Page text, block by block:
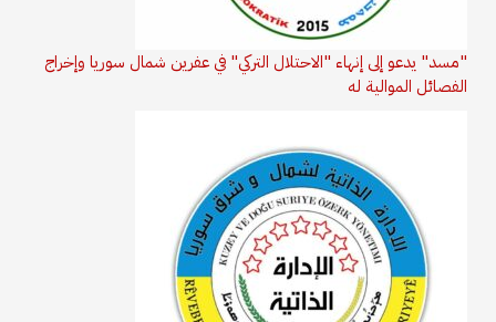
"مسد" يدعو إلى إنهاء "الاحتلال التركي" في عفرين شمال سوريا وإخراج
الفصائل الموالية له